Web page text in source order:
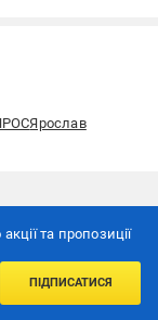
Ярослав
та пропозиції
ПІДПИСАТИСЯ